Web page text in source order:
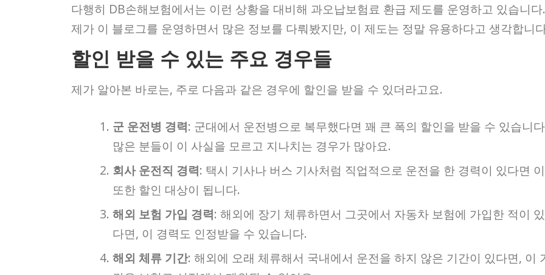
다행히 DB손해보험에서는 이런 상황을 대비해 과오납보험료 환급 제도를 운영하고 있습니다.
제가 이 블로그를 운영하면서 많은 정보를 다뤄봤지만, 이 제도는 정말 유용하다고 생각합니
할인 받을 수 있는 주요 경우들
제가 알아본 바로는, 주로 다음과 같은 경우에 할인을 받을 수 있더라고요.
군 운전병 경력: 군대에서 운전병으로 복무했다면 꽤 큰 폭의 할인을 받을 수 있습니
많은 분들이 이 사실을 모르고 지나치는 경우가 많아요.
회사 운전직 경력: 택시 기사나 버스 기사처럼 직업적으로 운전을 한 경력이 있다면 이
또한 할인 대상이 됩니다.
해외 보험 가입 경력: 해외에 장기 체류하면서 그곳에서 자동차 보험에 가입한 적이 있
다면, 이 경력도 인정받을 수 있습니다.
해외 체류 기간: 해외에 오래 체류해서 국내에서 운전을 하지 않은 기간이 있다면, 이